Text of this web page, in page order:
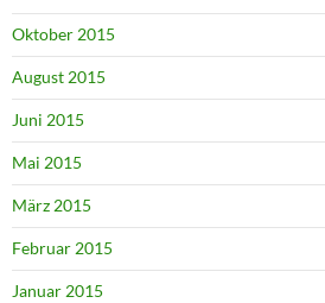
Oktober 2015
August 2015
Juni 2015
Mai 2015
März 2015
Februar 2015
Januar 2015